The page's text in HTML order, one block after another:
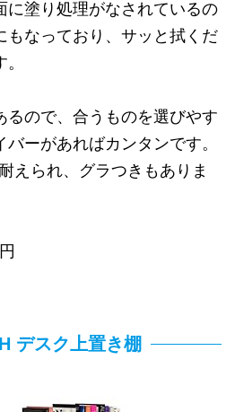
に塗り処理がなされているの
もなっており、サッと拭くだ
るので、合うものを選びやす
ーがあればカンタンです。
えられ、グラつきもありま
デスク上置き棚